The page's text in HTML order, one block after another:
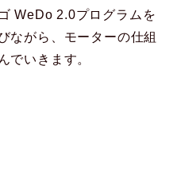
WeDo 2.0プログラムを
ながら、モーターの仕組
でいきます。